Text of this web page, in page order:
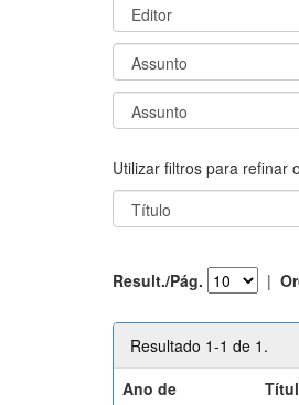
Utilizar filtros para refinar
Result./Pág. |
Resultado 1-1 de 1.
Ano de